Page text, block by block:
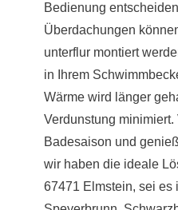
Bedienung
Überdachungen
unterflur montiert
in Ihrem
Wärme wird länger
Verdunstung
Badesaison und
wir haben die ideale
67471 Elmstein, sei es